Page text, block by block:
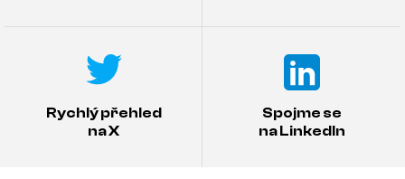
Rychlý přehled
na X
Spojme se
na LinkedIn